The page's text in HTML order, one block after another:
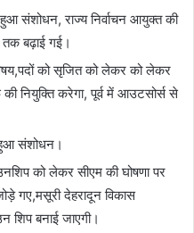
हुआ संशोधन, राज्य निर्वाचन आयुक्त की
बढ़ाई गई।
को सृजित को लेकर को लेकर
नियुक्ति करेगा, पूर्व में आउटसोर्स से
हुआ संशोधन।
को लेकर सीएम की घोषणा पर
गए,मसूरी देहरादून विकास
शिप बनाई जाएगी।